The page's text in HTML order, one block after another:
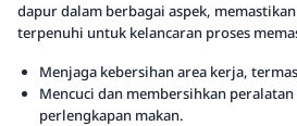
dapur dalam berbagai aspek,
terpenuhi untuk kelancaran proses
Menjaga kebersihan area kerja,
Mencuci dan membersihkan peralatan
perlengkapan makan.